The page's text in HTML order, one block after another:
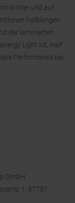
Winter und auf
halblangen
der laminierten
Light ML Half
Performance bei
GmbH
1, 87787